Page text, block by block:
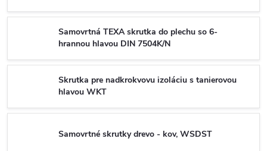
Samovrtná TEXA skrutka do plechu so 6-
hrannou hlavou DIN 7504K/N
Skrutka pre nadkrokvovu izoláciu s tanierovou
hlavou WKT
Samovrtné skrutky drevo - kov, WSDST